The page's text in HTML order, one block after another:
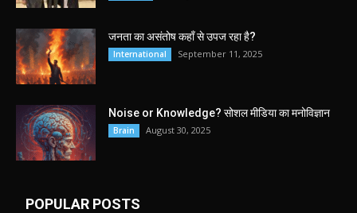
जनता का असंतोष कहाँ से उपज रहा है?
International September 11, 2025
Noise or Knowledge? सोशल मीडिया का मनोविज्ञान
Brain August 30, 2025
POPULAR POSTS